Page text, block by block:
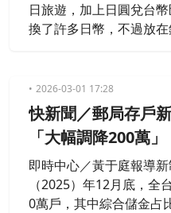
日旅遊，加上日圓兌台
換了許多日幣，不過放
策，也提供國人除美元、
品外的全新保障選擇。
2026-03-01 17:28
快新聞／郵局存戶
「大幅調降200萬
即時中心／黃于庭報導
（2025）年12月底，全
0萬戶，其中綜合儲金占